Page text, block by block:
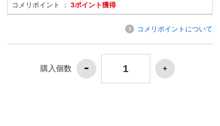
コメリポイント ： 3ポイント獲得
コメリポイントについて
購入個数